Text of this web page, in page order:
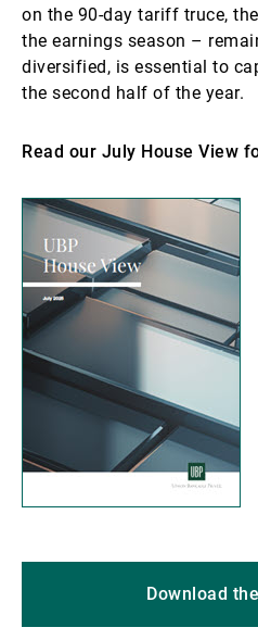
on the 90-day tariff truce,
the earnings season –
diversified, is essential to
the second half of the year.
Read our July House View
Download